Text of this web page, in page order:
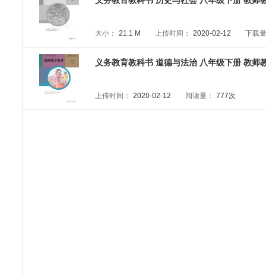
大小： 21.1 M 上传时间： 2020-02-12 下载
义务教育教科书 道德与法治 八年级下册 教师
上传时间： 2020-02-12 阅读量： 777次